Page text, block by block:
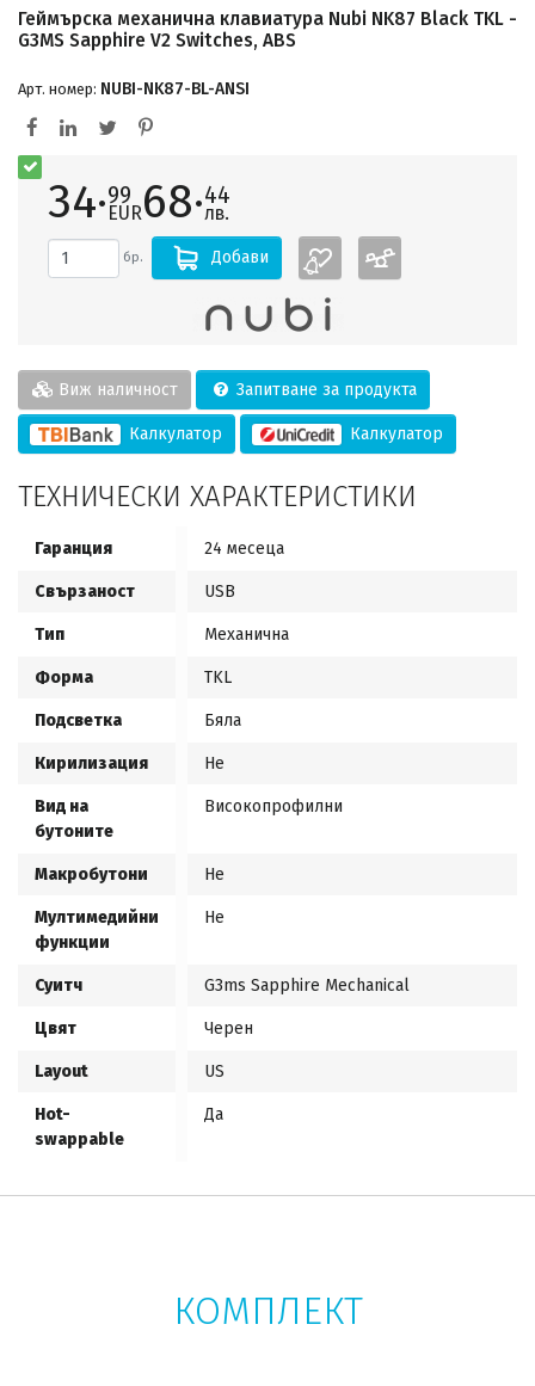
Геймърскa механична клавиатура Nubi NK87 Black TKL -
G3MS Sapphire V2 Switches, ABS
Арт. номер: NUBI-NK87-BL-ANSI
34·99
EUR68·44
лв.
бр. Добави
Виж наличност Запитване за продукта
Калкулатор Калкулатор
ТЕХНИЧЕСКИ ХАРАКТЕРИСТИКИ
Гаранция 24 месеца
Свързаност USB
Тип Механична
Форма TKL
Подсветка Бяла
Кирилизация Не
Вид на
бутоните
Високопрофилни
Макробутони Не
Мултимедийни
функции
Не
Суитч G3ms Sapphire Mechanical
Цвят Черен
Layout US
Hot-
swappable
Да
КОМПЛЕКТ